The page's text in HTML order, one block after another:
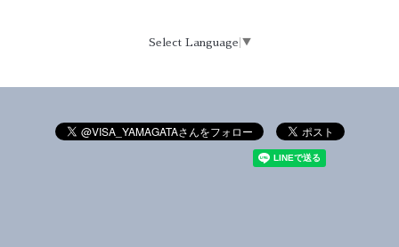
Select Language ▼